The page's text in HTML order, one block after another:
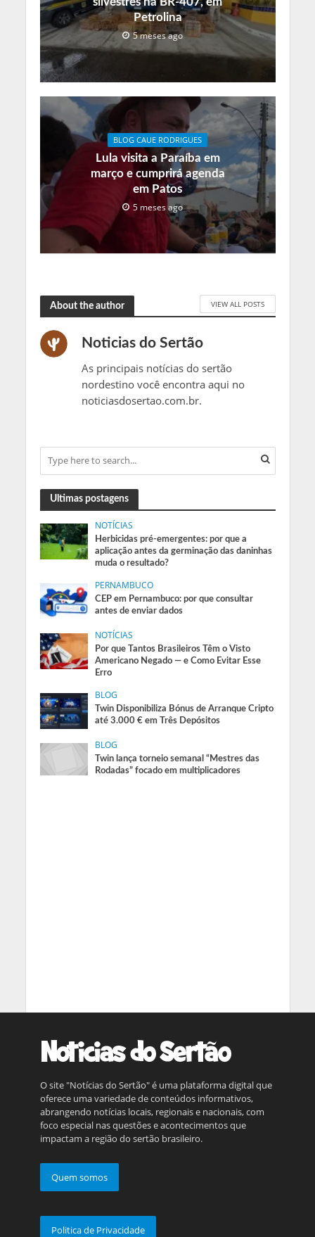
Petrolina
5 meses ago
BLOG CAUE RODRIGUES
Lula visita a Paraíba em
março e cumprirá agenda
em Patos
5 meses ago
About the author VIEW ALL POSTS
Noticias do Sertão
As principais notícias do sertão
nordestino você encontra aqui no
noticiasdosertao.com.br.
Ultimas postagens
NOTÍCIAS
Herbicidas pré-emergentes: por que a
aplicação antes da germinação das daninhas
muda o resultado?
PERNAMBUCO
CEP em Pernambuco: por que consultar
antes de enviar dados
NOTÍCIAS
Por que Tantos Brasileiros Têm o Visto
Americano Negado — e Como Evitar Esse
Erro
BLOG
Twin Disponibiliza Bónus de Arranque Cripto
até 3.000 € em Três Depósitos
BLOG
Twin lança torneio semanal “Mestres das
Rodadas” focado em multiplicadores
O site "Notícias do Sertão" é uma plataforma digital que
oferece uma variedade de conteúdos informativos,
abrangendo notícias locais, regionais e nacionais, com
foco especial nas questões e acontecimentos que
impactam a região do sertão brasileiro.
Quem somos
Politica de Privacidade